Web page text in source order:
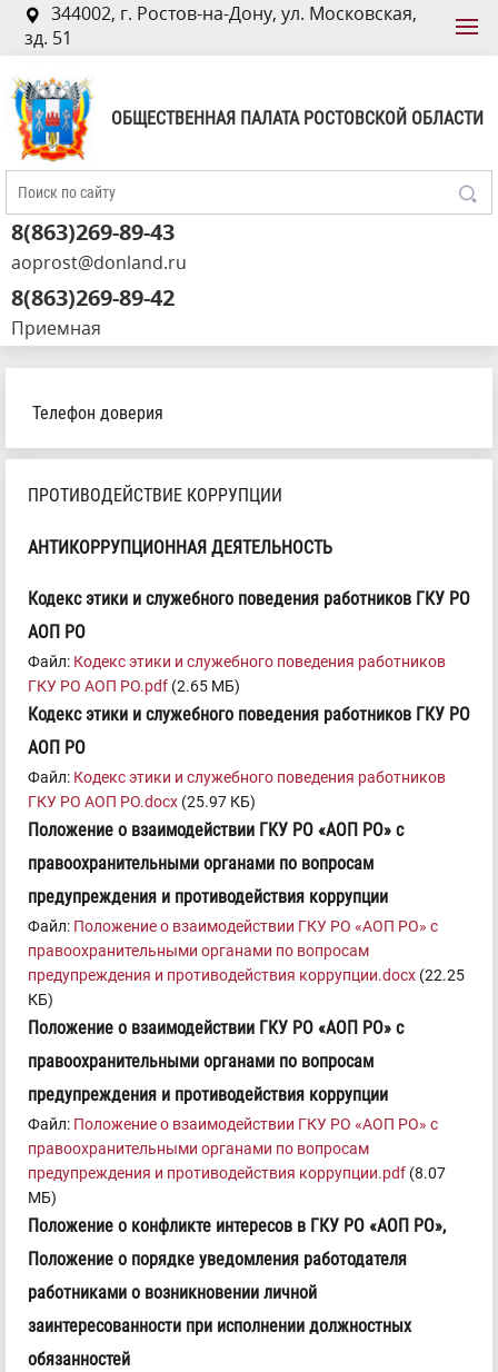
344002, г. Ростов-на-Дону, ул. Московская,
зд. 51
ОБЩЕСТВЕННАЯ ПАЛАТА РОСТОВСКОЙ ОБЛАСТИ
8(863)269-89-43
aoprost@donland.ru
8(863)269-89-42
Приемная
Телефон доверия
ПРОТИВОДЕЙСТВИЕ КОРРУПЦИИ
АНТИКОРРУПЦИОННАЯ ДЕЯТЕЛЬНОСТЬ
Кодекс этики и служебного поведения работников ГКУ РО
АОП РО
Файл: Кодекс этики и служебного поведения работников
ГКУ РО АОП РО.pdf (2.65 МБ)
Кодекс этики и служебного поведения работников ГКУ РО
АОП РО
Файл: Кодекс этики и служебного поведения работников
ГКУ РО АОП РО.docx (25.97 КБ)
Положение о взаимодействии ГКУ РО «АОП РО» с
правоохранительными органами по вопросам
предупреждения и противодействия коррупции
Файл: Положение о взаимодействии ГКУ РО «АОП РО» с
правоохранительными органами по вопросам
предупреждения и противодействия коррупции.docx (22.25
КБ)
Положение о взаимодействии ГКУ РО «АОП РО» с
правоохранительными органами по вопросам
предупреждения и противодействия коррупции
Файл: Положение о взаимодействии ГКУ РО «АОП РО» с
правоохранительными органами по вопросам
предупреждения и противодействия коррупции.pdf (8.07
МБ)
Положение о конфликте интересов в ГКУ РО «АОП РО»,
Положение о порядке уведомления работодателя
работниками о возникновении личной
заинтересованности при исполнении должностных
обязанностей